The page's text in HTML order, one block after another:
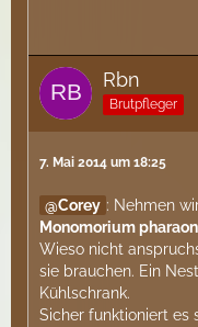
Rbn
Brutpfleger
7. Mai 2014 um 18:25
Corey : Nehmen
Monomorium
Wieso nicht
sie brauchen. Ein
Kühlschrank.
Sicher funktioniert es